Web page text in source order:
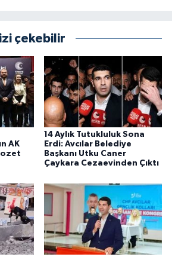
çekebilir
AK
14 Aylık Tutukluluk Sona
Erdi: Avcılar Belediye
Başkanı Utku Caner
Çaykara Cezaevinden Çıktı